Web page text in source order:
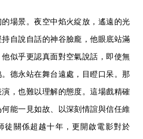
場景。夜空中焰火綻放，遙遠的光
自說自話的神谷臉龐，他眼底站滿
似乎更認真面對空氣說話，即使無
。德永站在舞台遠處，目瞪口呆。那
，也難以理解的態度。這場戲精確
能一見如故、以深刻情誼與信任維
徒關係超越十年，更開啟電影對於